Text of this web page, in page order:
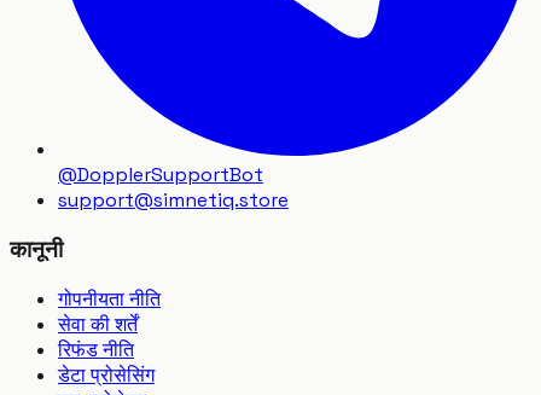
@DopplerSupportBot
support@simnetiq.store
कानूनी
गोपनीयता नीति
सेवा की शर्तें
रिफंड नीति
डेटा प्रोसेसिंग